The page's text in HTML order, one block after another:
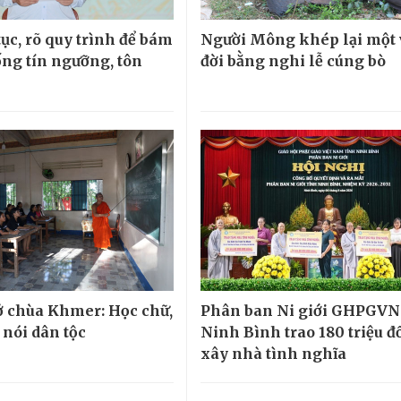
rõ quy trình để bám
tín ngưỡng, tôn
Người Mông khép lại một
đời bằng nghi lễ cúng bò
chùa Khmer: Học chữ,
dân tộc
Phân ban Ni giới
Ninh Bình trao 180 triệu
xây nhà tình nghĩa